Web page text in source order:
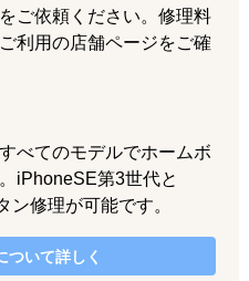
ご依頼ください。修理料
利用の店舗ページをご確
べてのモデルでホームボ
iPhoneSE第3世代と
ン修理が可能です。
ついて詳しく